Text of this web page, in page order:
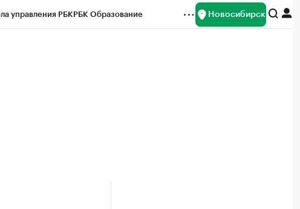
управления РБКРБК Образование Новосибирск